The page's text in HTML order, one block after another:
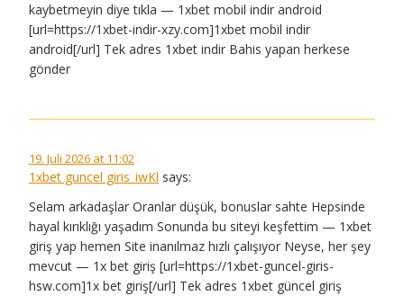
kaybetmeyin diye tıkla — 1xbet mobil indir android
[url=https://1xbet-indir-xzy.com]1xbet mobil indir
android[/url] Tek adres 1xbet indir Bahis yapan herkese
gönder
19. Juli 2026 at 11:02
1xbet guncel giris_iwKl says:
Selam arkadaşlar Oranlar düşük, bonuslar sahte Hepsinde
hayal kırıklığı yaşadım Sonunda bu siteyi keşfettim — 1xbet
giriş yap hemen Site inanılmaz hızlı çalışıyor Neyse, her şey
mevcut — 1x bet giriş [url=https://1xbet-guncel-giris-
hsw.com]1x bet giriş[/url] Tek adres 1xbet güncel giriş